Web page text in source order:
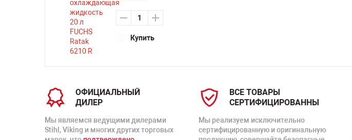
Купить
ОФИЦИАЛЬНЫЙ
ДИЛЕР
Мы являемся ведущими дилерами
Stihl, Viking и многих других торговых
ВСЕ ТОВАРЫ
СЕРТИФИЦИРОВАННЫ
Мы реализуем исключительно
сертифицированную и оригинальную